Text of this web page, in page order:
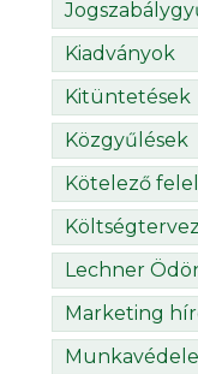
Kiadványok
Kitüntetések
Közgyűlések
Kötelező
Lechner
Marketing